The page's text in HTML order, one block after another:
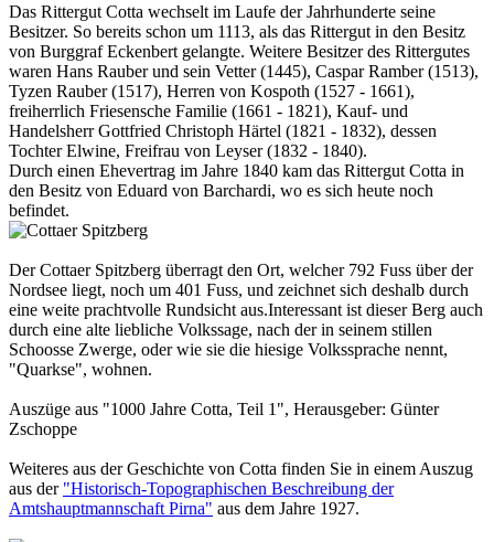
Das Rittergut Cotta wechselt im Laufe der Jahrhunderte seine
Besitzer. So bereits schon um 1113, als das Rittergut in den Besitz
von Burggraf Eckenbert gelangte. Weitere Besitzer des Rittergutes
waren Hans Rauber und sein Vetter (1445), Caspar Ramber (1513),
Tyzen Rauber (1517), Herren von Kospoth (1527 - 1661),
freiherrlich Friesensche Familie (1661 - 1821), Kauf- und
Handelsherr Gottfried Christoph Härtel (1821 - 1832), dessen
Tochter Elwine, Freifrau von Leyser (1832 - 1840).
Durch einen Ehevertrag im Jahre 1840 kam das Rittergut Cotta in
den Besitz von Eduard von Barchardi, wo es sich heute noch
befindet.
Der Cottaer Spitzberg überragt den Ort, welcher 792 Fuss über der
Nordsee liegt, noch um 401 Fuss, und zeichnet sich deshalb durch
eine weite prachtvolle Rundsicht aus.Interessant ist dieser Berg auch
durch eine alte liebliche Volkssage, nach der in seinem stillen
Schoosse Zwerge, oder wie sie die hiesige Volkssprache nennt,
"Quarkse", wohnen.
Auszüge aus "1000 Jahre Cotta, Teil 1", Herausgeber: Günter
Zschoppe
Weiteres aus der Geschichte von Cotta finden Sie in einem Auszug
aus der "Historisch-Topographischen Beschreibung der
Amtshauptmannschaft Pirna" aus dem Jahre 1927.